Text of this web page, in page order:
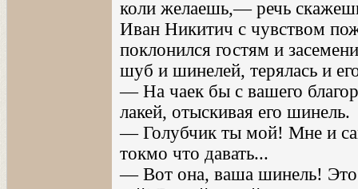
коли желаешь,— речь
Иван Никитич с чувством
поклонился гостям и
шуб и шинелей, терялась и
— На чаек бы с вашего
лакей, отыскивая его шинель.
— Голубчик ты мой! Мне и
токмо что давать...
— Вот она, ваша шинель! Это